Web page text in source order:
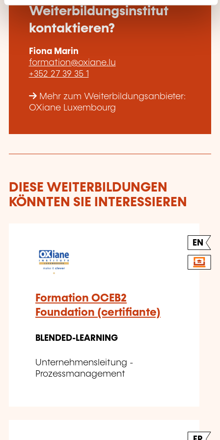
Weiterbildungsinstitut
kontaktieren?
Fiona Marin
formation@oxiane.lu
+352 27 39 35 1
Mehr zum Weiterbildungsanbieter:
OXiane Luxembourg
DIESE WEITERBILDUNGEN
KÖNNTEN SIE INTERESSIEREN
EN
Formation OCEB2
Foundation (certifiante)
BLENDED-LEARNING
Unternehmensleitung -
Prozessmanagement